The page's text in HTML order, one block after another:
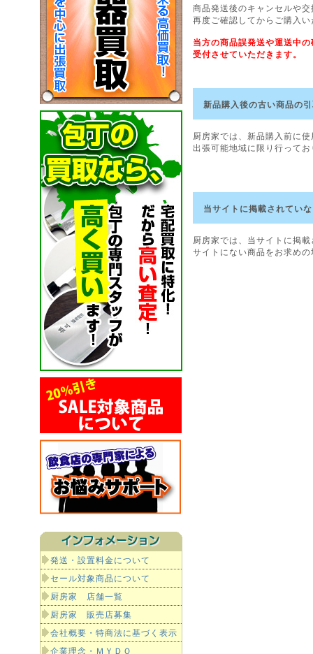
発送・設置料金について
セール対象商品について
厨房家 店舗一覧
厨房家 販売店募集
会社概要・特商法に基づく表示
企業理念・ＭＹＤＯ
商品発送後のキャンセルや
再度ご確認してからご購入
当方の商品誤発送や運送中
受付させていただきます。
新品購入後の古い商品の
厨房家では、新品購入前に
出張可能地域に限り行って
当サイトに掲載されてい
厨房家では、当サイトに掲
サイトにない商品をお求め